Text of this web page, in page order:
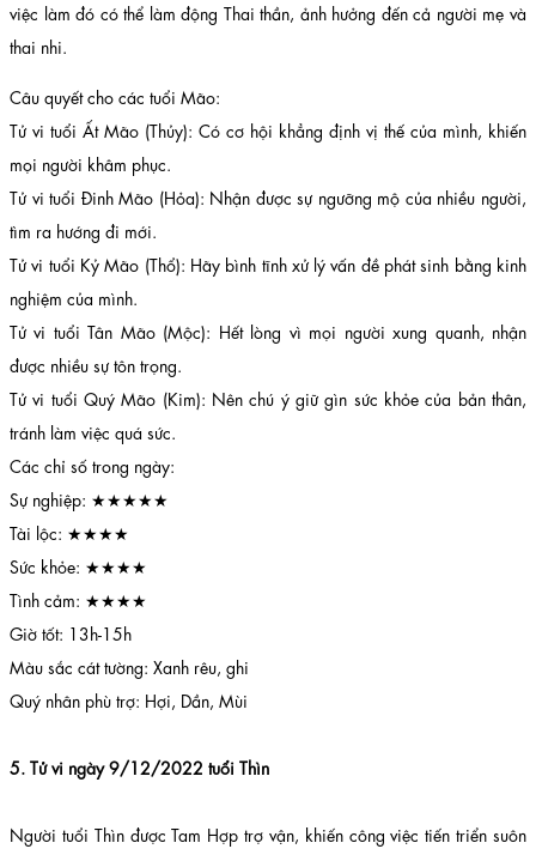
việc làm đó có thể làm động Thai thần, ảnh hưởng đến cả người mẹ và
thai nhi.
Câu quyết cho các tuổi Mão:
Tử vi tuổi Ất Mão (Thủy): Có cơ hội khẳng định vị thế của mình, khiến
mọi người khâm phục.
Tử vi tuổi Đinh Mão (Hỏa): Nhận được sự ngưỡng mộ của nhiều người,
tìm ra hướng đi mới.
Tử vi tuổi Kỷ Mão (Thổ): Hãy bình tĩnh xử lý vấn đề phát sinh bằng kinh
nghiệm của mình.
Tử vi tuổi Tân Mão (Mộc): Hết lòng vì mọi người xung quanh, nhận
được nhiều sự tôn trọng.
Tử vi tuổi Quý Mão (Kim): Nên chú ý giữ gìn sức khỏe của bản thân,
tránh làm việc quá sức.
Các chỉ số trong ngày:
Sự nghiệp: ★★★★★
Tài lộc: ★★★★
Sức khỏe: ★★★★
Tình cảm: ★★★★
Giờ tốt: 13h-15h
Màu sắc cát tường: Xanh rêu, ghi
Quý nhân phù trợ: Hợi, Dần, Mùi
5. Tử vi ngày 9/12/2022 tuổi Thìn
Người tuổi Thìn được Tam Hợp trợ vận, khiến công việc tiến triển suôn